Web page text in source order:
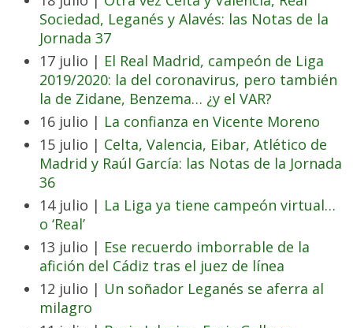
Sociedad, Leganés y Alavés: las Notas de la
Jornada 37
17 julio | El Real Madrid, campeón de Liga
2019/2020: la del coronavirus, pero también
la de Zidane, Benzema… ¿y el VAR?
16 julio | La confianza en Vicente Moreno
15 julio | Celta, Valencia, Eibar, Atlético de
Madrid y Raúl García: las Notas de la Jornada
36
14 julio | La Liga ya tiene campeón virtual…
o ‘Real’
13 julio | Ese recuerdo imborrable de la
afición del Cádiz tras el juez de línea
12 julio | Un soñador Leganés se aferra al
milagro